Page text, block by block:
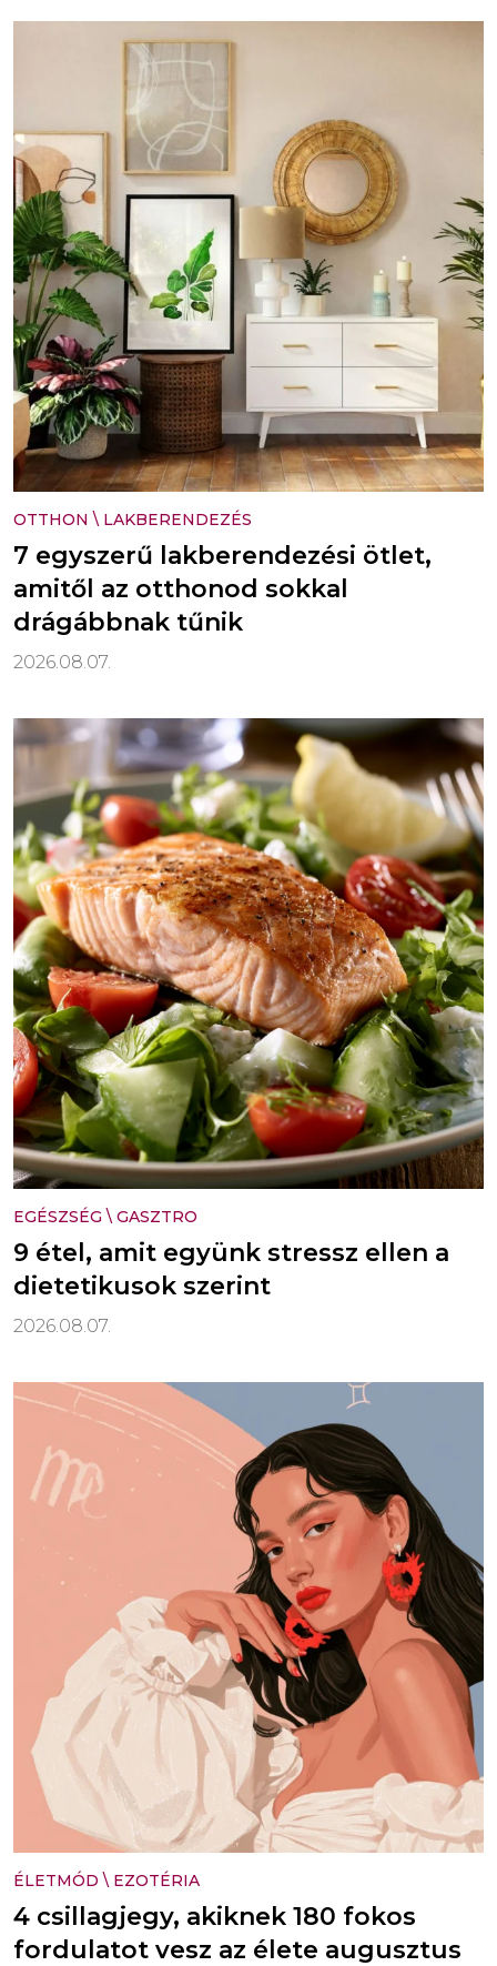
OTTHON \ LAKBERENDEZÉS
7 egyszerű lakberendezési ötlet,
amitől az otthonod sokkal
drágábbnak tűnik
2026.08.07.
EGÉSZSÉG \ GASZTRO
9 étel, amit együnk stressz ellen a
dietetikusok szerint
2026.08.07.
ÉLETMÓD \ EZOTÉRIA
4 csillagjegy, akiknek 180 fokos
fordulatot vesz az élete augusztus